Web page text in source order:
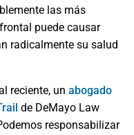
las más
puede causar
radicalmente su salud
reciente, un abogado
de DeMayo Law
responsabilizar